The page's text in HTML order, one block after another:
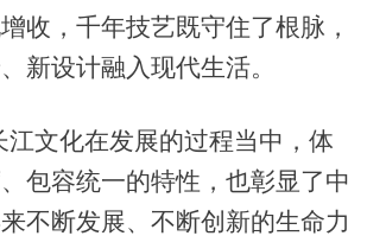
收，千年技艺既守住了根脉，
新设计融入现代生活。
文化在发展的过程当中，体
包容统一的特性，也彰显了中
不断发展、不断创新的生命力